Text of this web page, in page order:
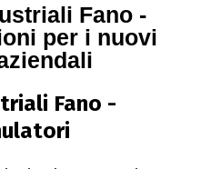
Fano -
per i nuovi